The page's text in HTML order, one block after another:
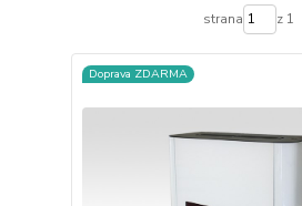
strana z 1
Doprava ZDARMA